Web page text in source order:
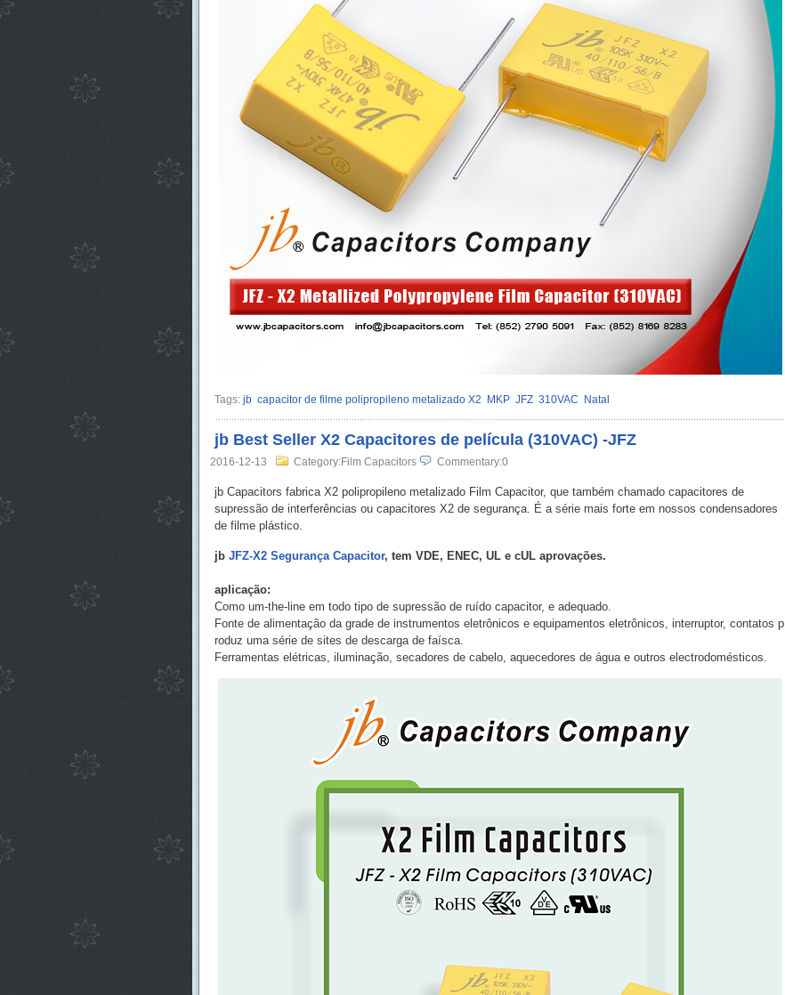
Tags: jb capacitor de filme polipropileno metalizado X2 MKP JFZ 310VAC Natal
jb Best Seller X2 Capacitores de película (310VAC) -JFZ
2016-12-13 Category:Film Capacitors Commentary:0
jb Capacitors fabrica X2 polipropileno metalizado Film Capacitor, que também chamado capacitores de
supressão de interferências ou capacitores X2 de segurança. É a série mais forte em nossos condensadores
de filme plástico.
jb JFZ-X2 Segurança Capacitor, tem VDE, ENEC, UL e cUL aprovações.
aplicação:
Como um-the-line em todo tipo de supressão de ruído capacitor, e adequado.
Fonte de alimentação da grade de instrumentos eletrônicos e equipamentos eletrônicos, interruptor, contatos p
roduz uma série de sites de descarga de faísca.
Ferramentas elétricas, iluminação, secadores de cabelo, aquecedores de água e outros electrodomésticos.